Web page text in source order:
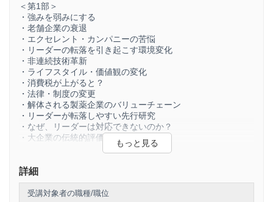
＜第1部＞
・強みを弱みにする
・老舗企業の衰退
・エクセレント・カンパニーの苦悩
・リーダーの転落を引き起こす環境変化
・非連続技術革新
・ライフスタイル・価値観の変化
・消費税が上がると？
・法律・制度の変更
・解体される製薬企業のバリューチェーン
・リーダーが転落しやすい先行研究
・なぜ、リーダーは対応できないのか？
・大企業の伝統的評価尺度
・リーダー企業を脅かす３つの敵
・侵入者の戦略
・全く異なる顧客、機能、技術
・挑戦者：相対的経営資源と競争地位の類型
詳細
受講対象者の職種/職位